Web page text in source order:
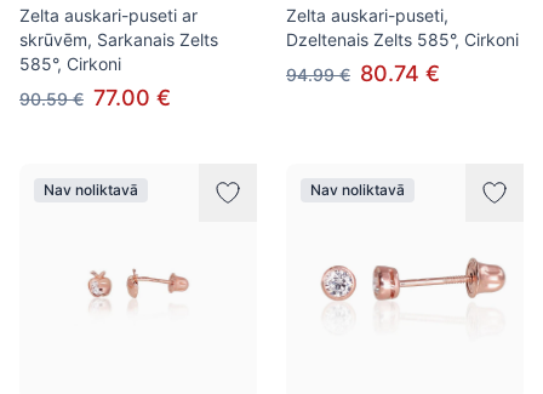
Zelta auskari-puseti ar
skrūvēm, Sarkanais Zelts
585°, Cirkoni
90.59 € 77.00 €
Zelta auskari-puseti,
Dzeltenais Zelts 585°, Cirkoni
94.99 € 80.74 €
Nav noliktavā Nav noliktavā